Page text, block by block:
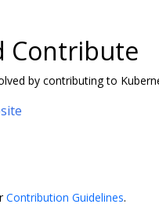
Contribute
by contributing to
Contribution Guidelines.